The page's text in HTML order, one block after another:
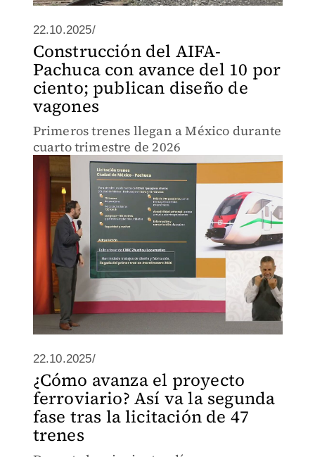
22.10.2025/
Construcción del AIFA-
Pachuca con avance del 10 por
ciento; publican diseño de
vagones
Primeros trenes llegan a México durante
cuarto trimestre de 2026
22.10.2025/
¿Cómo avanza el proyecto
ferroviario? Así va la segunda
fase tras la licitación de 47
trenes